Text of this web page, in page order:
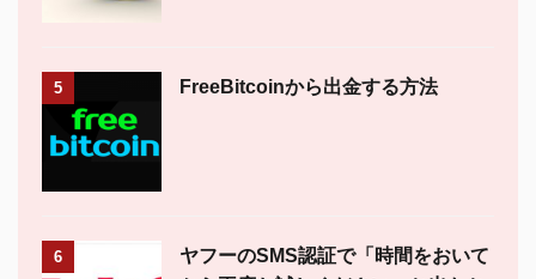
5 FreeBitcoinから出金する方法
6
ヤフーのSMS認証で「時間をおいて